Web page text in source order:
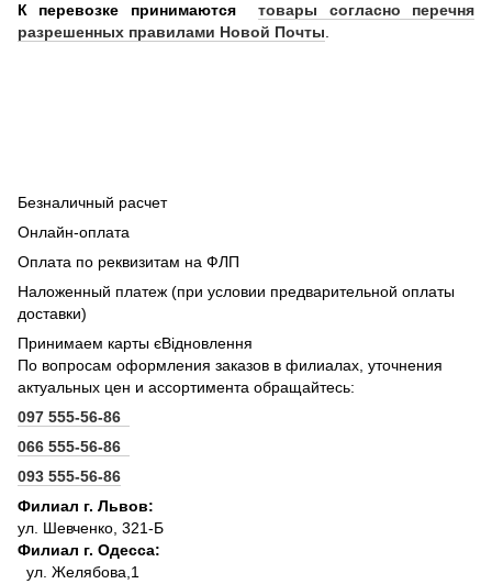
К перевозке принимаютсятовары согласно перечня
разрешенных правилами Новой Почты.
Безналичный расчет
Онлайн-оплата
Оплата по реквизитам на ФЛП
Наложенный платеж (при условии предварительной оплаты
доставки)
Принимаем карты єВідновлення
По вопросам оформления заказов в филиалах, уточнения
актуальных цен и ассортимента обращайтесь:
097 555-56-86
066 555-56-86
093 555-56-86
Филиал г. Львов:
ул. Шевченко, 321-Б
Филиал г. Одесса:
ул. Желябова,1